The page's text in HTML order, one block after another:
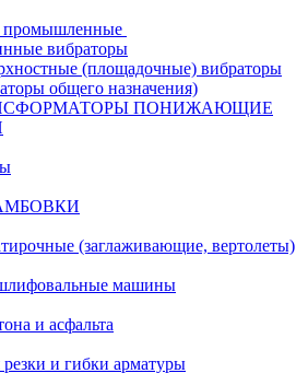
промышленные
вибраторы
(площадочные) вибраторы
общего назначения)
ПОНИЖАЮЩИЕ
(заглаживающие, вертолеты)
машины
и асфальта
и гибки арматуры